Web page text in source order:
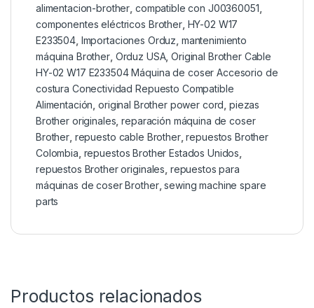
alimentacion-brother compatible con J00360051
componentes eléctricos Brother, HY-02 W17
E233504 Importaciones Orduz mantenimiento
máquina Brother, Orduz USA,Original Brother Cable
HY-02 W17 E233504 Máquina de coser Accesorio de
costura Conectividad Repuesto Compatible
Alimentación ,original Brother power cord ,piezas
Brother originales ,reparación máquina de coser
Brother repuesto cable Brother,repuestos Brother
Colombia repuestos Brother Estados Unidos
repuestos Brother originales repuestos para
máquinas de coser Brother,sewing machine spare
parts
Productos relacionados